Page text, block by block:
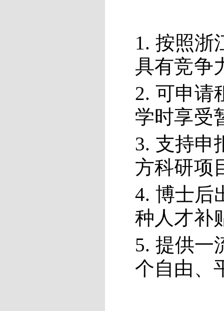
1. 按照浙
具有竞争
2. 可申请
学时享受
3. 支持申
方科研项
4. 博士后
种人才补
5. 提供一
个自由、